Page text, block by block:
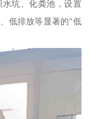
坑、化粪池，设置
低排放等显著的“低